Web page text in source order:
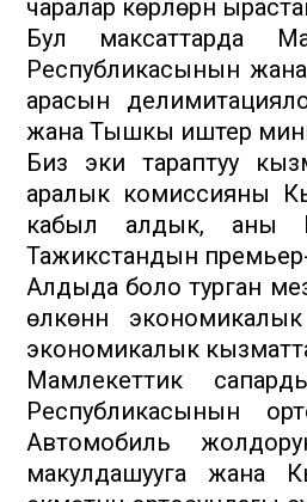
чаралар көрүлөрүн
Бул максаттарда
Республикасынын
арасын
жана Тышкы иштер
Биз эки тараптуу
аралык комиссияны
кабыл алдык, аны
Тажикстандын
Алдыда боло турган
өлкөнүн
экономикалык
Мамлекеттик
Республикасынын
Автомобиль
макулдашууга жана